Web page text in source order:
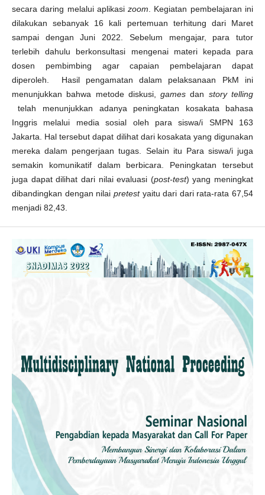
secara daring melalui aplikasizoom . Kegiatan pembelajaran ini
dilakukan sebanyak 16 kali pertemuan terhitung dari Maret
sampai dengan Juni 2022. Sebelum mengajar, para tutor
terlebih dahulu berkonsultasi mengenai materi kepada para
dosen pembimbing agar capaian pembelajaran dapat
diperoleh. Hasil pengamatan dalam pelaksanaan PkM ini
menunjukkan bahwa metode diskusi,gamesdan story telling
telah menunjukkan adanya peningkatan kosakata bahasa
Inggris melalui media sosial oleh para siswa/i SMPN 163
Jakarta. Hal tersebut dapat dilihat dari kosakata yang digunakan
mereka dalam pengerjaan tugas. Selain itu Para siswa/i juga
semakin komunikatif dalam berbicara. Peningkatan tersebut
juga dapat dilihat dari nilai evaluasi (post-test) yang meningkat
dibandingkan dengan nilai pretest yaitu dari dari rata-rata 67,54
menjadi 82,43.